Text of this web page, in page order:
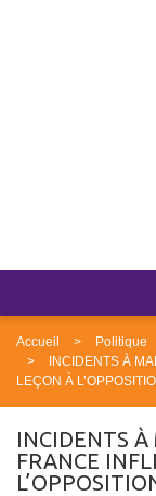
Accueil
Politique
INCIDENTS À
LEÇON À
INCIDENTS
FRANCE